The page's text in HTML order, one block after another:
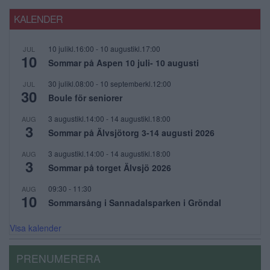
KALENDER
JUL
10
10 julikl.16:00 - 10 augustikl.17:00
Sommar på Aspen 10 juli- 10 augusti
JUL
30
30 julikl.08:00 - 10 septemberkl.12:00
Boule för seniorer
AUG
3
3 augustikl.14:00 - 14 augustikl.18:00
Sommar på Älvsjötorg 3-14 augusti 2026
AUG
3
3 augustikl.14:00 - 14 augustikl.18:00
Sommar på torget Älvsjö 2026
AUG
10
09:30 - 11:30
Sommarsång i Sannadalsparken i Gröndal
Visa kalender
PRENUMERERA